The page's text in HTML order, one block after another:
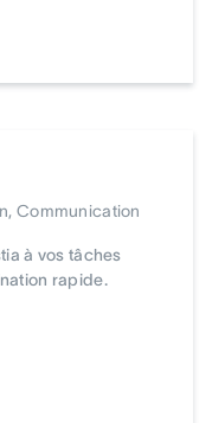
Communication
à vos tâches
rapide.